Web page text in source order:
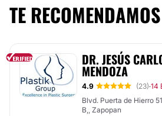
TE RECOMENDAMOS
DR. JESÚS
MENDOZA
4.9 (23)·14
Blvd. Puerta de Hierro
B,, Zapopan